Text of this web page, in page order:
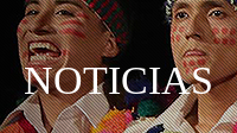
NOTICIAS